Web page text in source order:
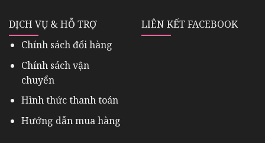
DỊCH VỤ & HỖ TRỢ
Chính sách đổi hàng
Chính sách vận
chuyển
Hình thức thanh toán
Hướng dẫn mua hàng
LIÊN KẾT FACEBOOK